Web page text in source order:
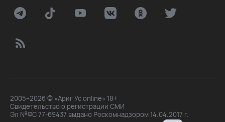
2005–2026 © «Ариг Ус online» 18+
Свидетельство о регистрации СМИ
Эл №ФС 77-69437 выдано Роскомнадзором 14.04.2017 г.